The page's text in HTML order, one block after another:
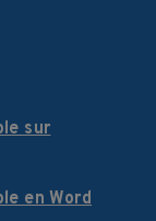
sur
en Word